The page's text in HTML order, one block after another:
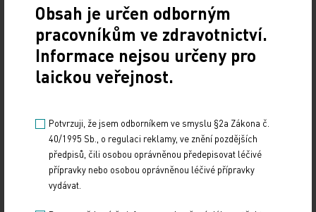
a to i díky velmi pestrému programu,…
Štěrba: Dynamicky se rozvíjející nádory
nemůžeme léčit podle rigidních protokolů
dětské onkologie LF MU a FN Brno a vedoucímu jedné
z výzkumných skupin Národního ústavu…
Přehnané uklízení ničí plíce stejně jako kouření
Obsah je určen odborným
pracovníkům ve zdravotnictví.
Informace nejsou určeny pro
laickou veřejnost.
Potvrzuji, že jsem odborníkem ve smyslu §2a Zákona č.
40/1995 Sb., o regulaci reklamy, ve znění pozdějších
předpisů, čili osobou oprávněnou předepisovat léčivé
přípravky nebo osobou oprávněnou léčivé přípravky
vydávat.